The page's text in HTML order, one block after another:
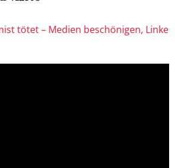
tötet – Medien beschönigen, Linke